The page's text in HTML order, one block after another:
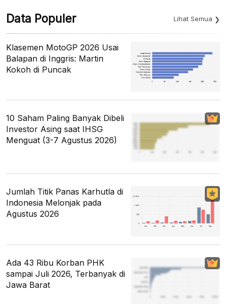
Data Populer Lihat Semua
Klasemen MotoGP 2026 Usai
Balapan di Inggris: Martin
Kokoh di Puncak
10 Saham Paling Banyak Dibeli
Investor Asing saat IHSG
Menguat (3-7 Agustus 2026)
Jumlah Titik Panas Karhutla di
Indonesia Melonjak pada
Agustus 2026
Ada 43 Ribu Korban PHK
sampai Juli 2026, Terbanyak di
Jawa Barat